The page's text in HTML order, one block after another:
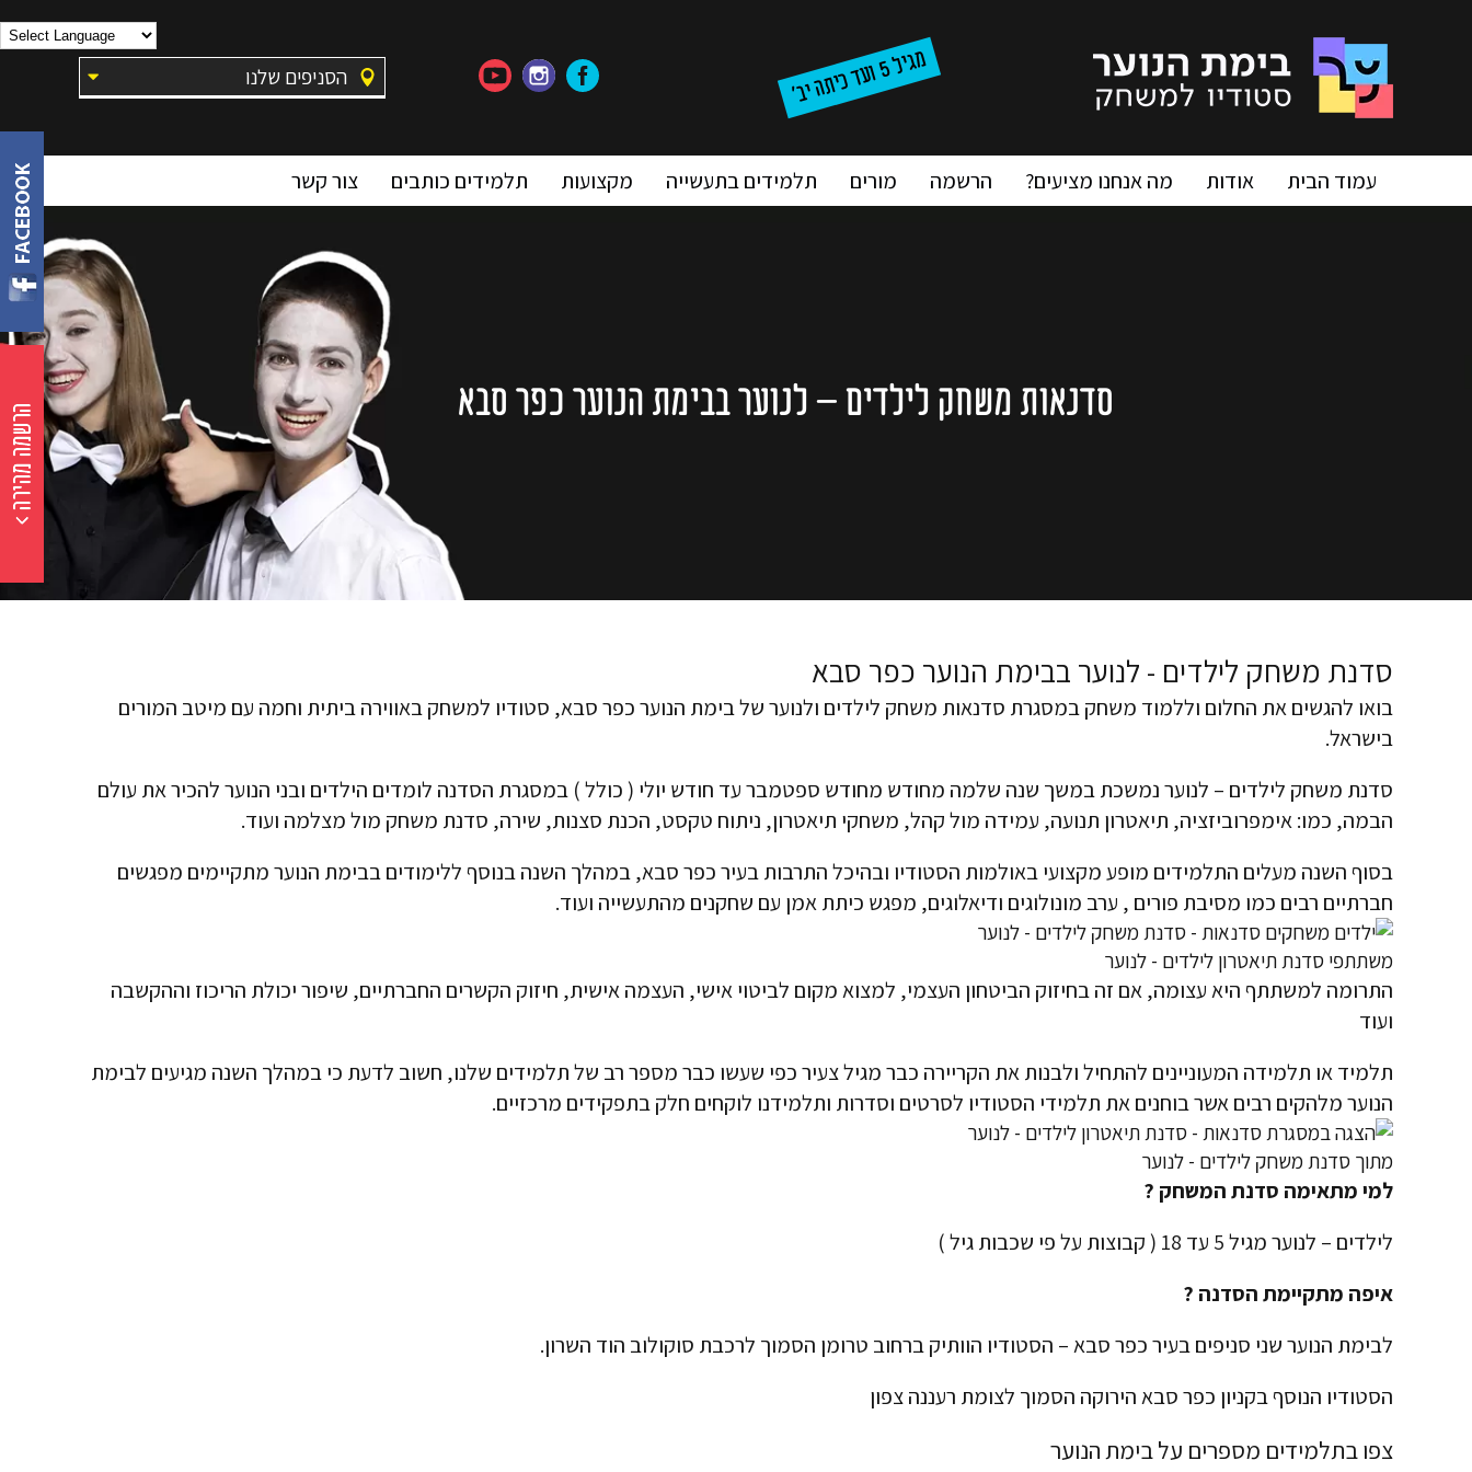
מגיל5וע
ד
כ
ית
ה
יב' הסניפים שלנו
עמוד הבית אודות מה אנחנו מציעים? הרשמה מורים תלמידים בתעשייה מקצועות תלמידים כותבים צור קשר
סדנאות משחק לילדים – לנוער בבימת הנוער כפר סבא
סדנת משחק לילדים - לנוער בבימת הנוער כפר סבא
בואו להגשים את החלום וללמוד משחק במסגרת סדנאות משחק לילדים ולנוער שלבימת הנוער כפר סבא, סטודיו למשחק באווירה ביתית וחמה עם מיטב המורים
בישראל.
סדנת משחק לילדים – לנוער נמשכת במשך שנה שלמה מחודש מחודש ספטמבר עד חודש יולי ( כולל ) במסגרת הסדנה לומדים הילדים ובני הנוער להכיר את עולם
הבמה, כמו:אימפרוביזציה, תיאטרון תנועה, עמידה מול קהל, משחקי תיאטרון, ניתוח טקסט, הכנת סצנות, שירה, סדנת משחק מול מצלמה ועוד.
בסוף השנה מעלים התלמידים מופע מקצועי באולמות הסטודיו ובהיכל התרבות בעיר כפר סבא, במהלך השנה בנוסף ללימודים בבימת הנוער מתקיימים מפגשים
חברתיים רבים כמו מסיבת פורים , ערב מונולוגים ודיאלוגים, מפגש כיתת אמן עם שחקנים מהתעשייה ועוד.
משתתפי סדנת תיאטרון לילדים - לנוער
התרומה למשתתף היא עצומה, אם זה בחיזוק הביטחון העצמי, למצוא מקום לביטוי אישי, העצמה אישית, חיזוק הקשרים החברתיים, שיפור יכולת הריכוז וההקשבה
ועוד
תלמיד או תלמידה המעוניינים להתחיל ולבנות את הקריירה כבר מגיל צעיר כפי שעשו כבר מספר רב של תלמידים שלנו, חשוב לדעת כי במהלך השנה מגיעים לבימת
הנוער מלהקים רבים אשר בוחנים את תלמידי הסטודיו לסרטים וסדרות ותלמידנו לוקחים חלק בתפקידים מרכזיים.
מתוך סדנת משחק לילדים - לנוער
למי מתאימה סדנת המשחק ?
לילדים – לנוער מגיל 5 עד 18 ( קבוצות על פי שכבות גיל )
איפה מתקיימת הסדנה ?
לבימת הנוער שני סניפים בעיר כפר סבא – הסטודיו הוותיק ברחוב טרומן הסמוך לרכבת סוקולוב הוד השרון.
הסטודיו הנוסף בקניון כפר סבא הירוקה הסמוך לצומת רעננה צפון
צפו בתלמידים מספרים על בימת הנוער